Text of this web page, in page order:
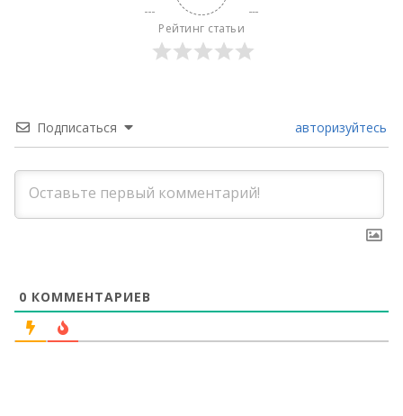
Рейтинг статьи
Подписаться авторизуйтесь
0 КОММЕНТАРИЕВ